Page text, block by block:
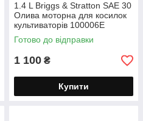
1.4 L Briggs & Stratton SAE 30
Олива моторна для косилок
культиваторів 100006E
чотири тактна Бригс Стратон
1.4 літра
Готово до відправки
1 100 ₴
Купити